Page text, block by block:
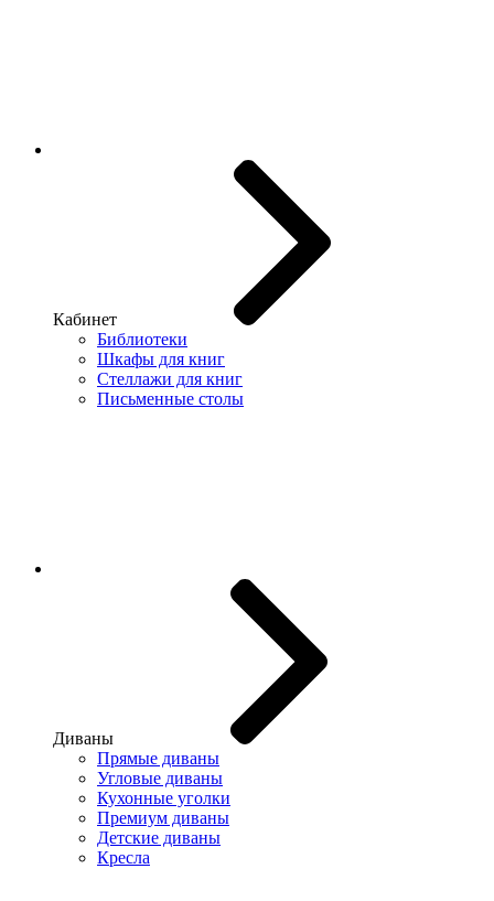
Кабинет
Библиотеки
Шкафы для книг
Стеллажи для книг
Письменные столы
Диваны
Прямые диваны
Угловые диваны
Кухонные уголки
Премиум диваны
Детские диваны
Кресла